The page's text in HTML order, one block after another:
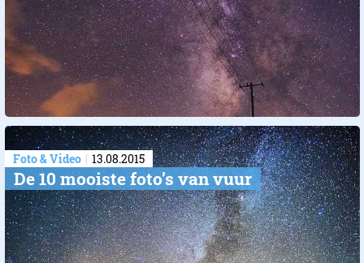
Foto & Video 13.08.2015
De 10 mooiste foto’s van vuur